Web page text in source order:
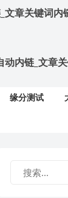
关键词内
链_文章关
缘分测试